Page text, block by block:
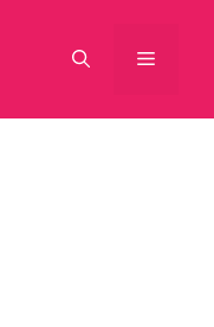
Menu